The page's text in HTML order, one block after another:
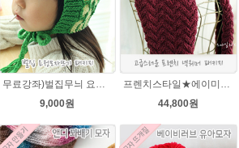
9,000원
44,800원